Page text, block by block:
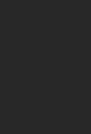
Packtalk Edge
устанавливается.
не расположены
мотокросса
для связи между
команды.
а заряжаются